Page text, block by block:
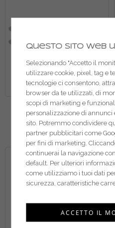
Kwb lame per seghetto
alternativo per legno
621020
Questo sito web
Selezionando "Accetto il
utilizzare cookie, pixel, tag e
tecnologie ci consentono,
browser da te utilizzati, di
scopi di marketing e
personalizzazione di
sito. Potremmo condividere
partner pubblicitari come
per fini di marketing.
continuerai la navigazione
default. Per ulteriori
come utilizziamo i tuoi dati
sicurezza, caratteristiche
ACCETTO IL